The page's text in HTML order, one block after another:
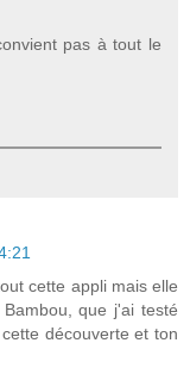
pas à tout le
cette appli mais elle
que j'ai testé
découverte et ton